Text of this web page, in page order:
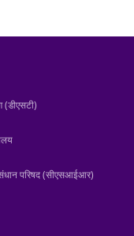
(डीएसटी)
परिषद (सीएसआईआर)